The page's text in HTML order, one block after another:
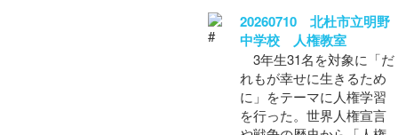
20260710 北杜市立明野
中学校 人権教室
3年生31名を対象に「だ
れもが幸せに生きるため
に」をテーマに人権学習
を行った。世界人権宣言